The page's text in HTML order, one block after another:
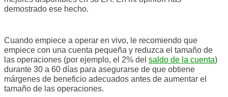
demostrado ese hecho.
Cuando empiece a operar en vivo, le recomiendo que
empiece con una cuenta pequeña y reduzca el tamaño de
las operaciones (por ejemplo, el 2% del saldo de la cuenta)
durante 30 a 60 días para asegurarse de que obtiene
márgenes de beneficio adecuados antes de aumentar el
tamaño de las operaciones.